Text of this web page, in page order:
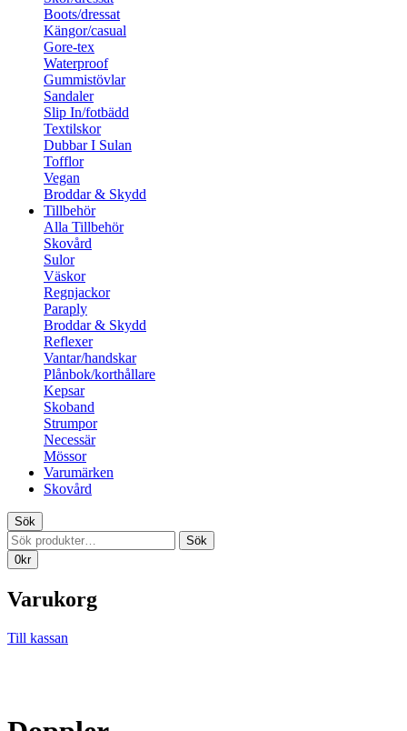
Boots/dressat
Kängor/casual
Gore-tex
Waterproof
Gummistövlar
Sandaler
Slip In/fotbädd
Textilskor
Dubbar I Sulan
Tofflor
Vegan
Broddar & Skydd
Tillbehör
Alla Tillbehör
Skovård
Sulor
Väskor
Regnjackor
Paraply
Broddar & Skydd
Reflexer
Vantar/handskar
Plånbok/korthållare
Kepsar
Skoband
Strumpor
Necessär
Mössor
Varumärken
Skovård
Sök
Sök
efter:
Sök
0kr
Varukorg
Till kassan